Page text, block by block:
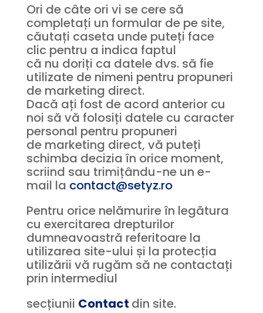
Ori de câte ori vi se cere să
completați un formular de pe site,
căutați caseta unde puteți face
clic pentru a indica faptul
că nu doriți ca datele dvs. să fie
utilizate de nimeni pentru propuneri
de marketing direct.
Dacă ați fost de acord anterior cu
noi să vă folosiți datele cu caracter
personal pentru propuneri
de marketing direct, vă puteți
schimba decizia în orice moment,
scriind sau trimițându-ne un e-
mail la contact@setyz.ro
Pentru orice nelămurire în legătura
cu exercitarea drepturilor
dumneavoastră referitoare la
utilizarea site-ului și la protecția
utilizării vă rugăm să ne contactați
prin intermediul
secțiunii Contact din site.